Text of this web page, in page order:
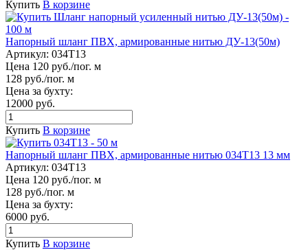
Купить В корзине
Напорный шланг ПВХ, армированные нитью ДУ-13(50м)
Артикул: 034Т13
Цена 120 руб./пог. м
128 руб./пог. м
Цена за бухту:
12000 руб.
Купить В корзине
Напорный шланг ПВХ, армированные нитью 034Т13 13 мм
Артикул: 034Т13
Цена 120 руб./пог. м
128 руб./пог. м
Цена за бухту:
6000 руб.
Купить В корзине